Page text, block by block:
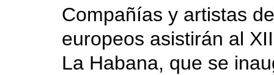
Compañías y artistas
europeos asistirán al
La Habana, que se